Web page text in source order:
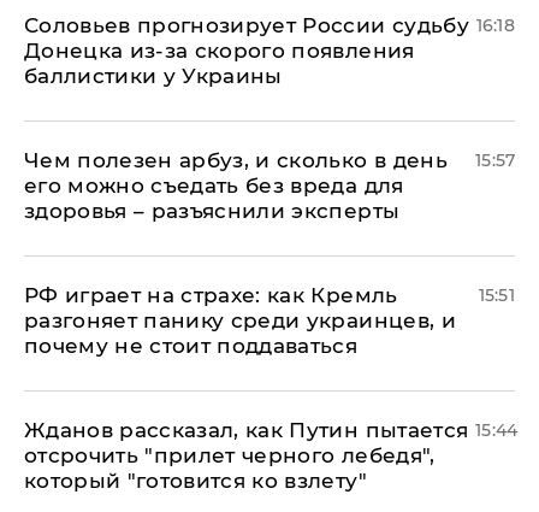
Соловьев прогнозирует России судьбу
Донецка из-за скорого появления
баллистики у Украины
16:18
Чем полезен арбуз, и сколько в день
его можно съедать без вреда для
здоровья – разъяснили эксперты
15:57
РФ играет на страхе: как Кремль
разгоняет панику среди украинцев, и
почему не стоит поддаваться
15:51
Жданов рассказал, как Путин пытается
отсрочить "прилет черного лебедя",
который "готовится ко взлету"
15:44